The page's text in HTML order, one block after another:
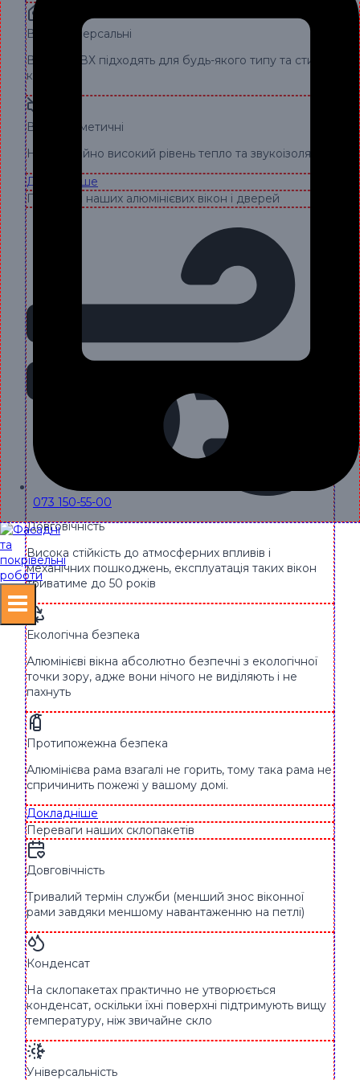
073 150-55-00
Вони універсальні
Вікна з ПВХ підходять для будь-якого типу та стилю
кімнати
Вони герметичні
Надзвичайно високий рівень тепло та звукоізоляції
Докладніше
Переваги наших алюмінієвих вікон і дверей
Довговічність
Висока стійкість до атмосферних впливів і
механічних пошкоджень, експлуатація таких вікон
триватиме до 50 років
Екологічна безпека
Алюмінієві вікна абсолютно безпечні з екологічної
точки зору, адже вони нічого не виділяють і не
пахнуть
Протипожежна безпека
Алюмінієва рама взагалі не горить, тому така рама не
спричинить пожежі у вашому домі.
Докладніше
Переваги наших склопакетів
Довговічність
Тривалий термін служби (менший знос віконної
рами завдяки меншому навантаженню на петлі)
Конденсат
На склопакетах практично не утворюється
конденсат, оскільки їхні поверхні підтримують вищу
температуру, ніж звичайне скло
Універсальність